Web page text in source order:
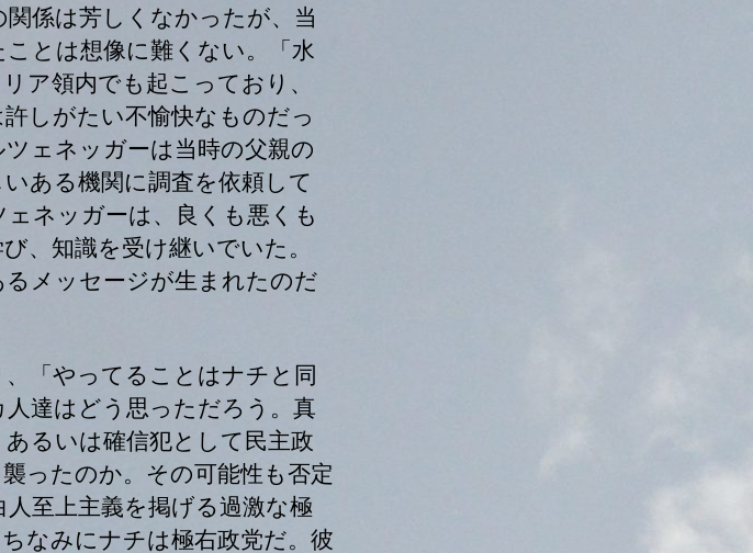
係は芳しくなかったが、当
とは想像に難くない。「水
ア領内でも起こっており、
しがたい不愉快なものだっ
ェネッガーは当時の父親の
ある機関に調査を依頼して
ネッガーは、良くも悪くも
、知識を受け継いでいた。
メッセージが生まれたのだ
「やってることはナチと同
達はどう思っただろう。真
るいは確信犯として民主政
ったのか。その可能性も否定
至上主義を掲げる過激な極
なみにナチは極右政党だ。彼